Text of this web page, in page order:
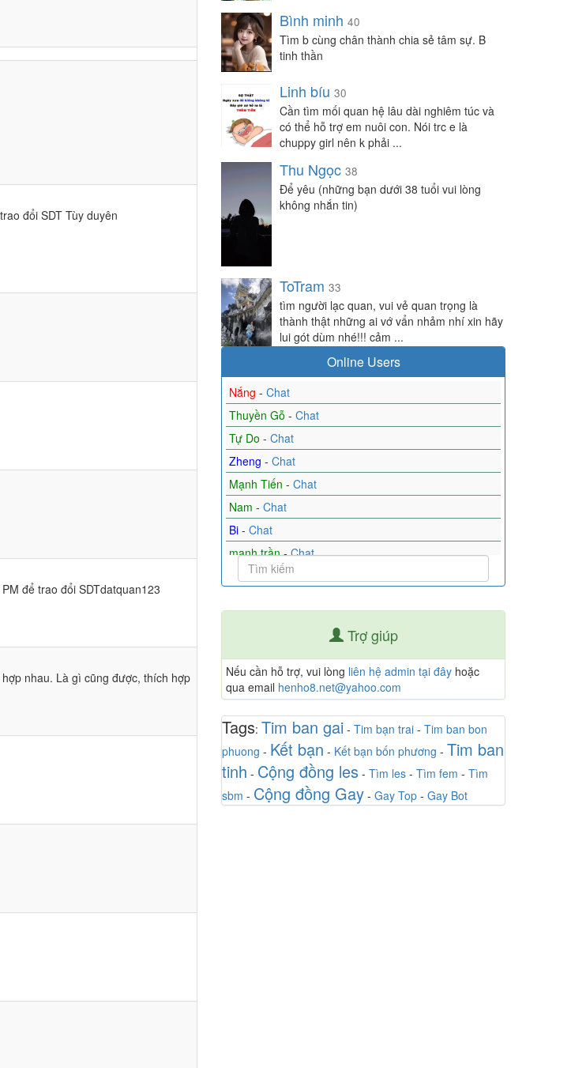
đổi SDT Tùy duyên
để trao đổi SDTdatquan123
nhau. Là gì cũng được, thích hợp
Bình minh 40
Tìm b cùng chân thành chia sẻ tâm sự. B
tinh thần
Linh bíu 30
Cần tìm mối quan hệ lâu dài nghiêm túc và
có thể hỗ trợ em nuôi con. Nói trc e là
chuppy girl nên k phải ...
Thu Ngọc 38
Để yêu (những bạn dưới 38 tuổi vui lòng
không nhắn tin)
ToTram 33
tìm người lạc quan, vui vẻ quan trọng là
thành thật những ai vớ vẩn nhảm nhí xin hãy
lui gót dùm nhé!!! cảm ...
Online Users
Nắng - Chat
Thuyền Gỗ - Chat
Tự Do - Chat
Zheng - Chat
Mạnh Tiến - Chat
Nam - Chat
Bi - Chat
mạnh trần-Chat
-Chat
Hp -Chat
Minh-Chat
Vy-Chat
CK-Chat
trung nam-Chat
Đẹp Lão- Chat
Ngọc Miuuuu-Chat
Trợ giúp
Nếu cần hỗ trợ, vui lòng liên hệ admin tại đây hoặc
qua email henho8.net@yahoo.com
Tags: Tim ban gai - Tim bạn trai - Tim ban bon
phuong - Kết bạn - Kết bạn bốn phương - Tim ban
tinh - Cộng đồng les - Tìm les - Tìm fem - Tìm
sbm - Cộng đồng Gay - Gay Top - Gay Bot